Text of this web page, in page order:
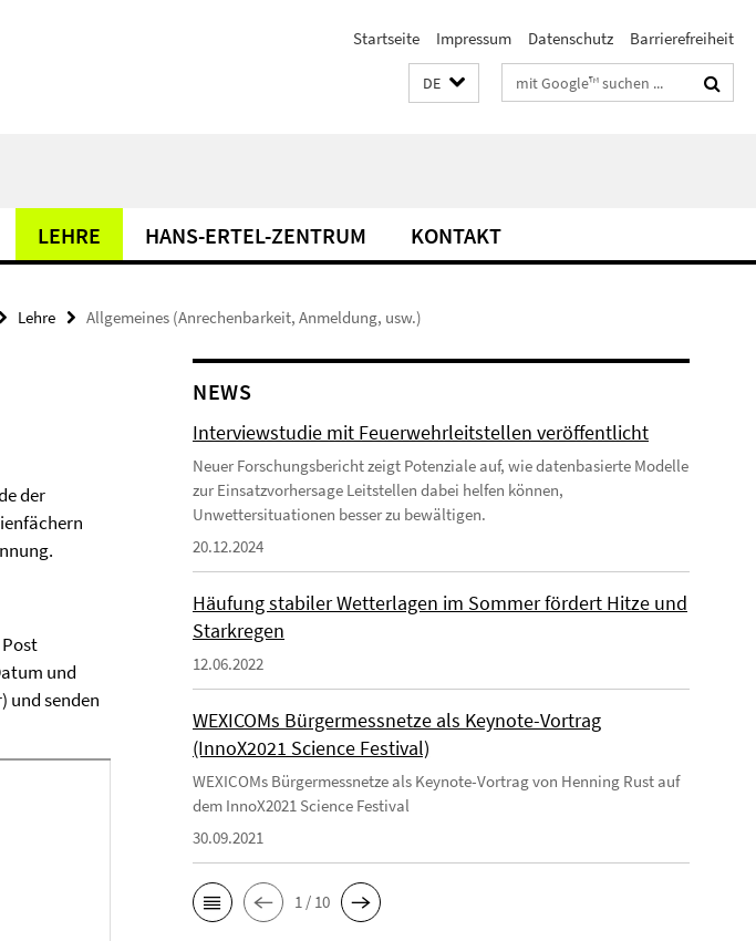
Startseite Impressum Datenschutz Barrierefreiheit
DE Suchbegriffe
LEHRE HANS-ERTEL-ZENTRUM KONTAKT
Lehre Allgemeines (Anrechenbarkeit, Anmeldung, usw.)
der
und
und senden
NEWS
Interviewstudie mit Feuerwehrleitstellen veröffentlicht
Neuer Forschungsbericht zeigt Potenziale auf, wie datenbasierte Modelle
zur Einsatzvorhersage Leitstellen dabei helfen können,
Unwettersituationen besser zu bewältigen.
20.12.2024
Häufung stabiler Wetterlagen im Sommer fördert Hitze und
Starkregen
12.06.2022
WEXICOMs Bürgermessnetze als Keynote-Vortrag
(InnoX2021 Science Festival)
WEXICOMs Bürgermessnetze als Keynote-Vortrag von Henning Rust auf
dem InnoX2021 Science Festival
30.09.2021
1 / 10